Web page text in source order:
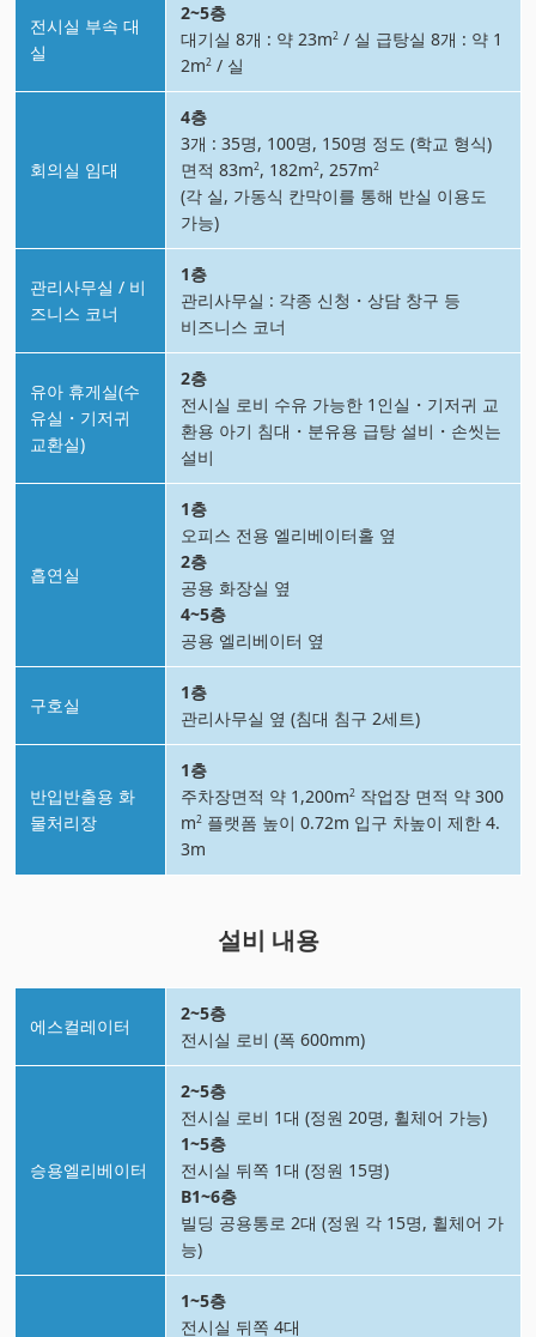
전시실 부속 대
실
2~5층
대기실 8개 : 약 23m2 / 실 급탕실 8개 : 약 1
2m2 / 실
회의실 임대
4층
3개 : 35명, 100명, 150명 정도 (학교 형식)
면적 83m2, 182m2, 257m2
(각 실, 가동식 칸막이를 통해 반실 이용도
가능)
관리사무실 / 비
즈니스 코너
1층
관리사무실 : 각종 신청・상담 창구 등
비즈니스 코너
유아 휴게실(수
유실・기저귀
교환실)
2층
전시실 로비 수유 가능한 1인실・기저귀 교
환용 아기 침대・분유용 급탕 설비・손씻는
설비
흡연실
1층
오피스 전용 엘리베이터홀 옆
2층
공용 화장실 옆
4~5층
공용 엘리베이터 옆
구호실
1층
관리사무실 옆 (침대 침구 2세트)
반입반출용 화
물처리장
1층
주차장면적 약 1,200m2 작업장 면적 약 300
m2 플랫폼 높이 0.72m 입구 차높이 제한 4.
3m
설비 내용
에스컬레이터
2~5층
전시실 로비 (폭 600mm)
승용엘리베이터
2~5층
전시실 로비 1대 (정원 20명, 휠체어 가능)
1~5층
전시실 뒤쪽 1대 (정원 15명)
B1~6층
빌딩 공용통로 2대 (정원 각 15명, 휠체어 가
능)
1~5층
전시실 뒤쪽 4대